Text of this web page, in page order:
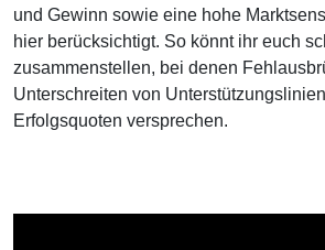
und Gewinn sowie eine hohe
hier berücksichtigt. So könnt ihr euch
zusammenstellen, bei denen
Unterschreiten von
Erfolgsquoten versprechen.